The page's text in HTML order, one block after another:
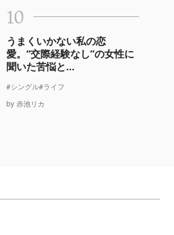
10
うまくいかない私の恋
愛。“交際経験なし”の女性に
聞いた苦悩と...
#シングル#ライフ
by 赤池リカ